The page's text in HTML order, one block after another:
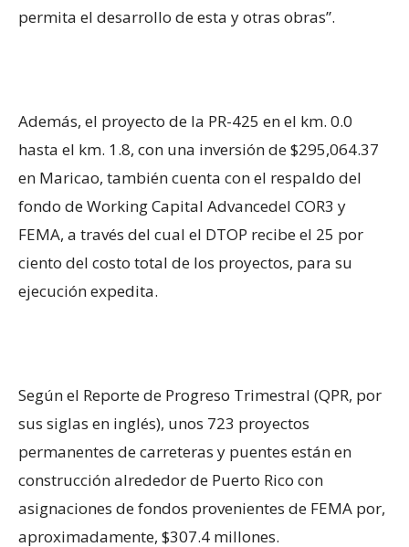
permita el desarrollo de esta y otras obras”.
Además, el proyecto de la PR-425 en el km. 0.0
hasta el km. 1.8, con una inversión de $295,064.37
en Maricao, también cuenta con el respaldo del
fondo deWorkingCapital Advancedel COR3 y
FEMA, a través del cual el DTOP recibe el 25 por
ciento del costo total de los proyectos, para su
ejecución expedita.
Según el Reporte de Progreso Trimestral (QPR, por
sus siglas en inglés), unos 723 proyectos
permanentes de carreteras y puentes están en
construcción alrededor de Puerto Rico con
asignaciones de fondos provenientes de FEMA por,
aproximadamente, $307.4 millones.